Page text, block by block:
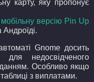
карту, яку пропонує
версію Pin Up
Gnome досить
недосвідченого
Особливо якщо
з виплатами.